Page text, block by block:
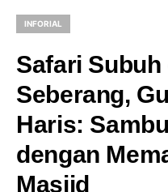
INFORIAL
Safari
Seberang,
Haris:
dengan
Masjid